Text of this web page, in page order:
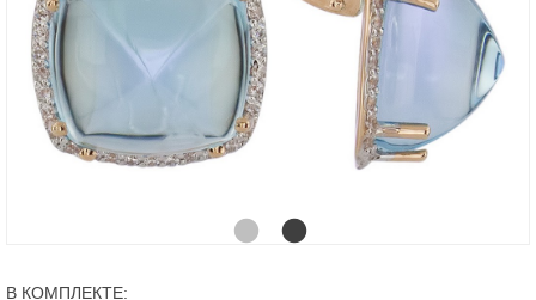
В КОМПЛЕКТЕ: